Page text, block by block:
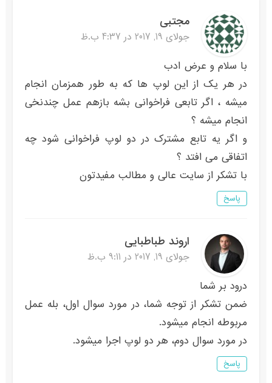
مجتبی
جولای 19, 2017 در 4:37 ب.ظ
با سلام و عرض ادب
در هر یک از این لوپ ها که به طور همزمان انجام
میشه ، اگر تابعی فراخوانی بشه بازهم عمل چندنخی
انجام میشه ؟
و اگر یه تابع مشترک در دو لوپ فراخوانی شود چه
اتفاقی می افتد ؟
با تشکر از سایت عالی و مطالب مفیدتون
پاسخ
اروند طباطبایی
جولای 19, 2017 در 9:11 ب.ظ
درود بر شما
ضمن تشکر از توجه شما، در مورد سوال اول، بله عمل
مربوطه انجام میشود.
در مورد سوال دوم، هر دو لوپ اجرا میشود.
پاسخ